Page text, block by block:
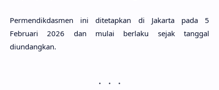
Permendikdasmen ini ditetapkan di Jakarta pada 5
Februari 2026 dan mulai berlaku sejak tanggal
diundangkan.